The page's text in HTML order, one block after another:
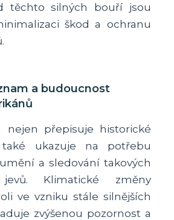
těchto silných bouří jsou
škod a ochranu
a budoucnost
nejen přepisuje historické
ukazuje na potřebu
a sledování takových
Klimatické změny
ve vzniku stále silnějších
zvýšenou pozornost a